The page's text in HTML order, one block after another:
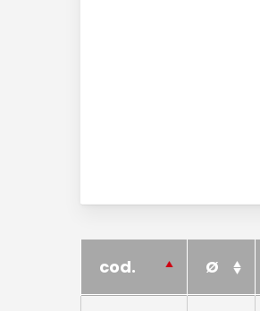
cod. Ø
cod.